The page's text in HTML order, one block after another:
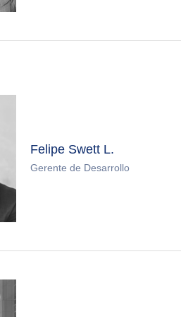
Felipe Swett L.
Gerente de Desarrollo